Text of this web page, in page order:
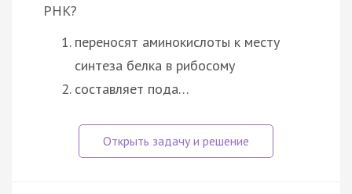
РНК?
переносят аминокислоты к месту
синтеза белка в рибосому
составляет пода…